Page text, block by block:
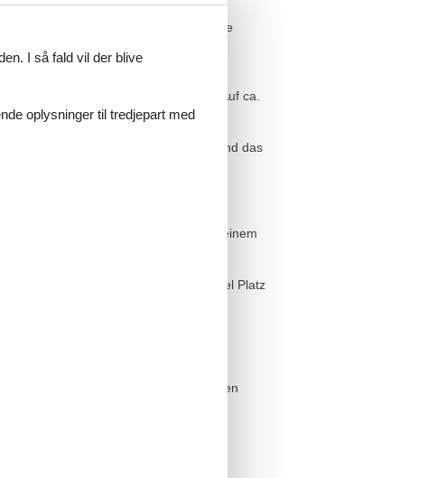
Ausstattung der Wohnungen ist diese
Anlage "Urlaubs(t)räume am Meer". Auf ca.
Flachbildfernseher an der Wand und das
hin zu diversen Küchenutensilien.
vorhanden.
4 Personen Platz um den Tag bei einem
Kleiderschränke bieten viel Platz
WC mit Waschbecken vorhanden.
einem Glas Wein den Tag ausklingen
I så fald vil der blive
oplysninger til tredjepart med